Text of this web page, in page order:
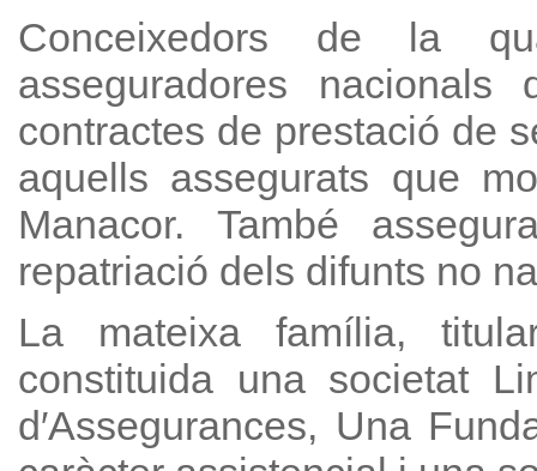
Conceixedors de la
asseguradores
contractes de prestació de
aquells assegurats que
Manacor. També
repatriació dels difunts no
La mateixa família,
constituida una societat
d′Assegurances, Una